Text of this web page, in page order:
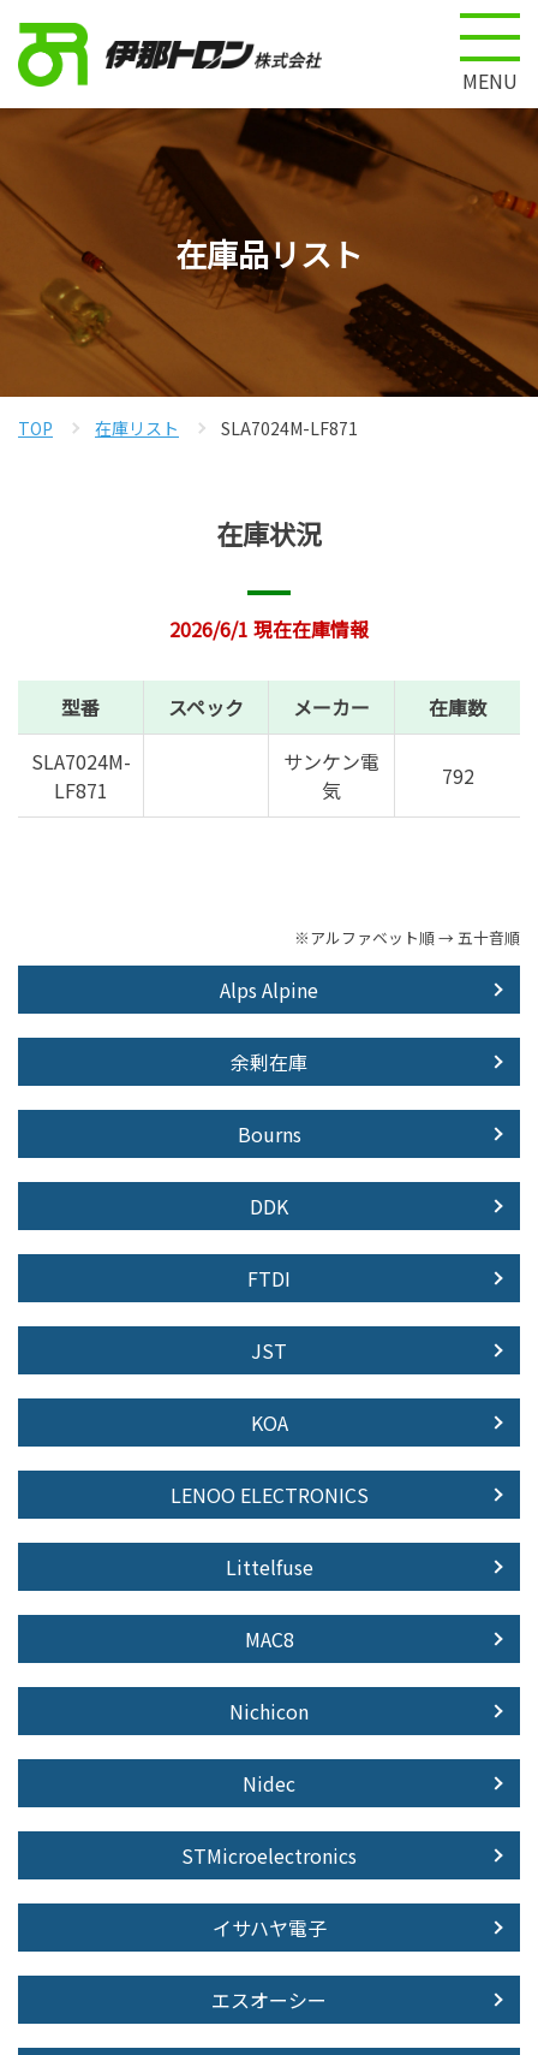
MENU
在庫品リスト
TOP 在庫リスト SLA7024M-LF871
在庫状況
2026/6/1 現在在庫情報
型番 スペック メーカー
在庫数
SLA7024M-
LF871
サンケン電
気
792
※アルファベット順 → 五十音順
Alps Alpine
余剰在庫
Bourns
DDK
FTDI
JST
KOA
LENOO ELECTRONICS
Littelfuse
MAC8
Nichicon
Nidec
STMicroelectronics
イサハヤ電子
エスオーシー